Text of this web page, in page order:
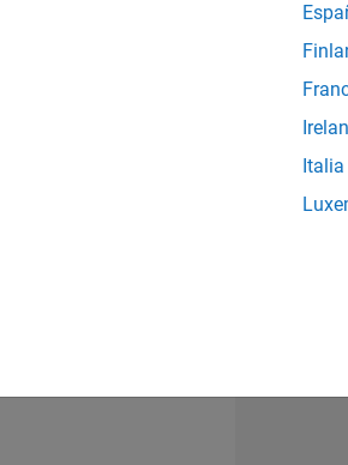
Senior
FR-
Italia